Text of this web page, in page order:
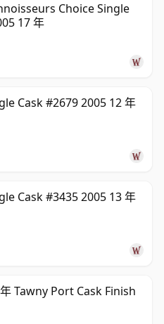
Choice Single
17 年
Cask #2679 2005 12 年
Cask #3435 2005 13 年
Tawny Port Cask Finish